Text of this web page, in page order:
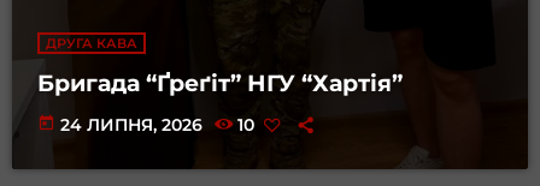
ДРУГА КАВА
Бригада “Ґреґіт” НГУ “Хартія”
today 24 ЛИПНЯ, 2026 10